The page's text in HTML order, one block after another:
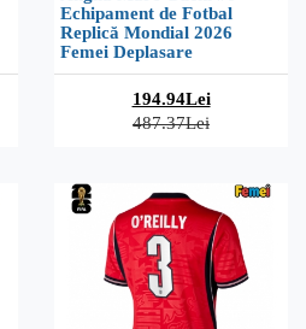
Echipament de Fotbal
Replică Mondial 2026
Femei Deplasare
194.94Lei
487.37Lei